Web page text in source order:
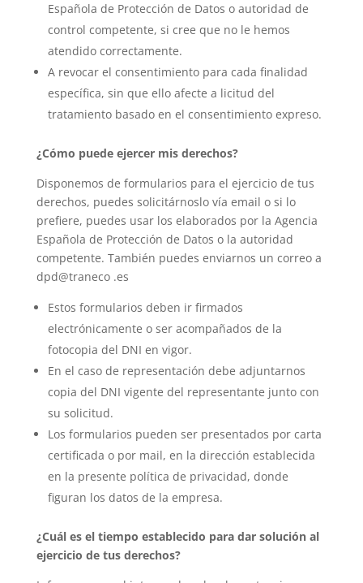
Española de Protección de Datos o autoridad de
control competente, si cree que no le hemos
atendido correctamente.
A revocar el consentimiento para cada finalidad
específica, sin que ello afecte a licitud del
tratamiento basado en el consentimiento expreso.
¿Cómo puede ejercer mis derechos?
Disponemos de formularios para el ejercicio de tus
derechos, puedes solicitárnoslo vía email o si lo
prefiere, puedes usar los elaborados por la Agencia
Española de Protección de Datos o la autoridad
competente. También puedes enviarnos un correo a
dpd@traneco .es
Estos formularios deben ir firmados
electrónicamente o ser acompañados de la
fotocopia del DNI en vigor.
En el caso de representación debe adjuntarnos
copia del DNI vigente del representante junto con
su solicitud.
Los formularios pueden ser presentados por carta
certificada o por mail, en la dirección establecida
en la presente política de privacidad, donde
figuran los datos de la empresa.
¿Cuál es el tiempo establecido para dar solución al
ejercicio de tus derechos?